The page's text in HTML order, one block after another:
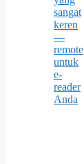
sangat
keren
—
remote
untuk
e-
reader
Anda